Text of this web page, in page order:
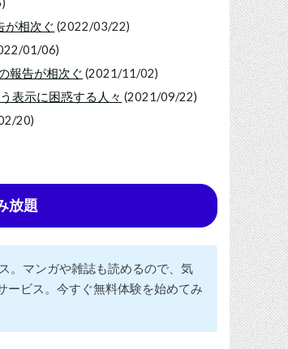
が相次ぐ (2022/03/22)
01/06)
報告が相次ぐ (2021/11/02)
表示に困惑する人々 (2021/09/22)
20)
放題
。マンガや雑誌も読めるので、気
ービス。今すぐ無料体験を始めてみ